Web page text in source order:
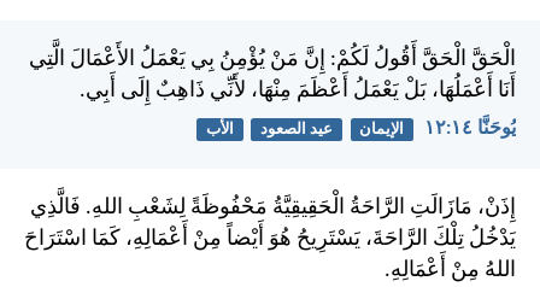
الْحَقَّ الْحَقَّ أَقُولُ لَكُمْ: إِنَّ مَنْ يُؤْمِنُ بِي يَعْمَلُ الأَعْمَالَ الَّتِي
أَنَا أَعْمَلُهَا، بَلْ يَعْمَلُ أَعْظَمَ مِنْهَا، لأَنِّي ذَاهِبٌ إِلَى أَبِي.
يُوحَنَّا ١٤:‏١٢ الإيمان عيد الصعود الأب
إِذَنْ، مَازَالَتِ الرَّاحَةُ الْحَقِيقِيَّةُ مَحْفُوظَةً لِشَعْبِ اللهِ. فَالَّذِي
يَدْخُلُ تِلْكَ الرَّاحَةَ، يَسْتَرِيحُ هُوَ أَيْضاً مِنْ أَعْمَالِهِ، كَمَا اسْتَرَاحَ
اللهُ مِنْ أَعْمَالِهِ.